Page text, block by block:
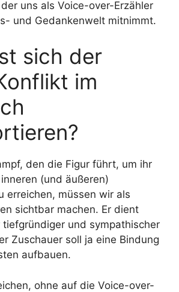
uns als Voice-over-Erzähler
und Gedankenwelt mitnimmt.
sich der
im
den die Figur führt, um ihr
(und äußeren)
erreichen, müssen wir als
sichtbar machen. Er dient
tiefgründiger und sympathischer
Zuschauer soll ja eine Bindung
aufbauen.
ohne auf die Voice-over-